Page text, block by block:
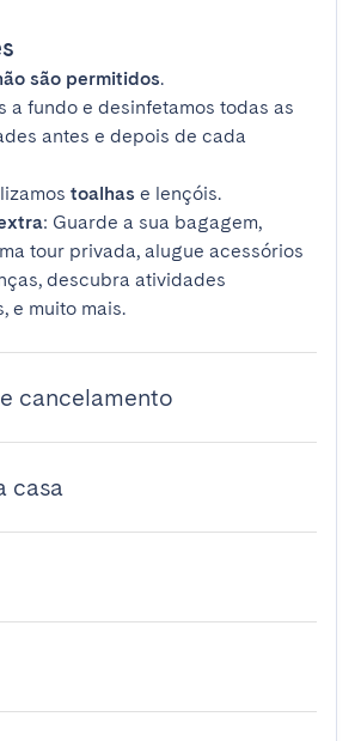
são permitidos.
a fundo e desinfetamos todas as
antes e depois de cada
toalhas e lençóis.
: Guarde a sua bagagem,
tour privada, alugue acessórios
descubra atividades
e muito mais.
cancelamento
casa